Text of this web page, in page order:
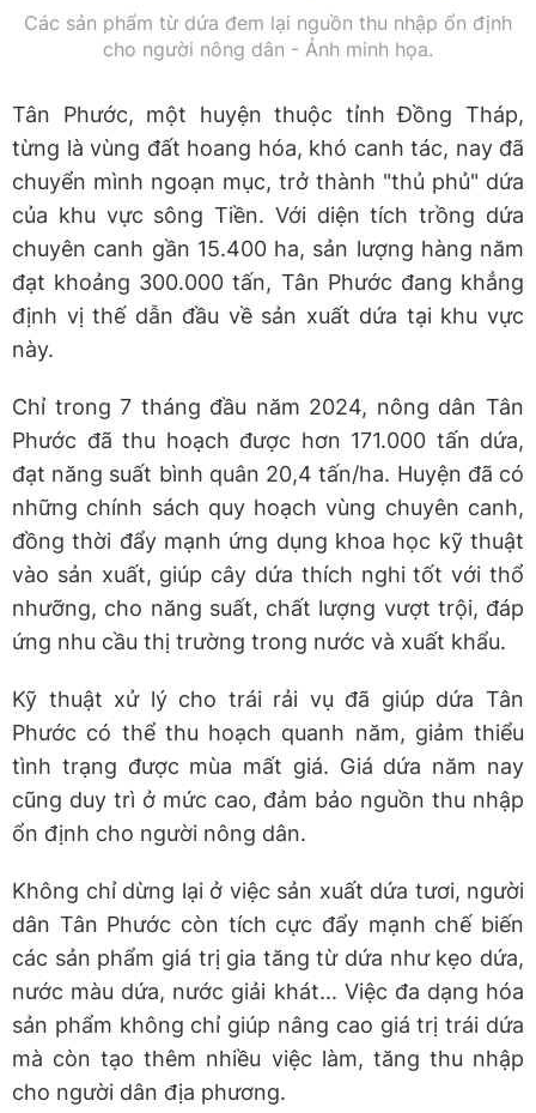
Các sản phẩm từ dứa đem lại nguồn thu nhập ổn định
cho người nông dân - Ảnh minh họa.
Tân Phước, một huyện thuộc tỉnh Đồng Tháp,
từng là vùng đất hoang hóa, khó canh tác, nay đã
chuyển mình ngoạn mục, trở thành "thủ phủ" dứa
của khu vực sông Tiền. Với diện tích trồng dứa
chuyên canh gần 15.400 ha, sản lượng hàng năm
đạt khoảng 300.000 tấn, Tân Phước đang khẳng
định vị thế dẫn đầu về sản xuất dứa tại khu vực
này.
Chỉ trong 7 tháng đầu năm 2024, nông dân Tân
Phước đã thu hoạch được hơn 171.000 tấn dứa,
đạt năng suất bình quân 20,4 tấn/ha. Huyện đã có
những chính sách quy hoạch vùng chuyên canh,
đồng thời đẩy mạnh ứng dụng khoa học kỹ thuật
vào sản xuất, giúp cây dứa thích nghi tốt với thổ
nhưỡng, cho năng suất, chất lượng vượt trội, đáp
ứng nhu cầu thị trường trong nước và xuất khẩu.
Kỹ thuật xử lý cho trái rải vụ đã giúp dứa Tân
Phước có thể thu hoạch quanh năm, giảm thiểu
tình trạng được mùa mất giá. Giá dứa năm nay
cũng duy trì ở mức cao, đảm bảo nguồn thu nhập
ổn định cho người nông dân.
Không chỉ dừng lại ở việc sản xuất dứa tươi, người
dân Tân Phước còn tích cực đẩy mạnh chế biến
các sản phẩm giá trị gia tăng từ dứa như kẹo dứa,
nước màu dứa, nước giải khát... Việc đa dạng hóa
sản phẩm không chỉ giúp nâng cao giá trị trái dứa
mà còn tạo thêm nhiều việc làm, tăng thu nhập
cho người dân địa phương.